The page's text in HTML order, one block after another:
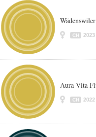
CH 2023
Aura Vita
CH 2022